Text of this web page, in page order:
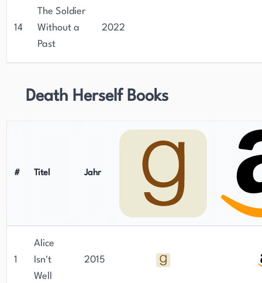
14
The Soldier
Without a
Past
2022
Death Herself Books
# Titel Jahr
1
Alice
Isn't
Well
2015